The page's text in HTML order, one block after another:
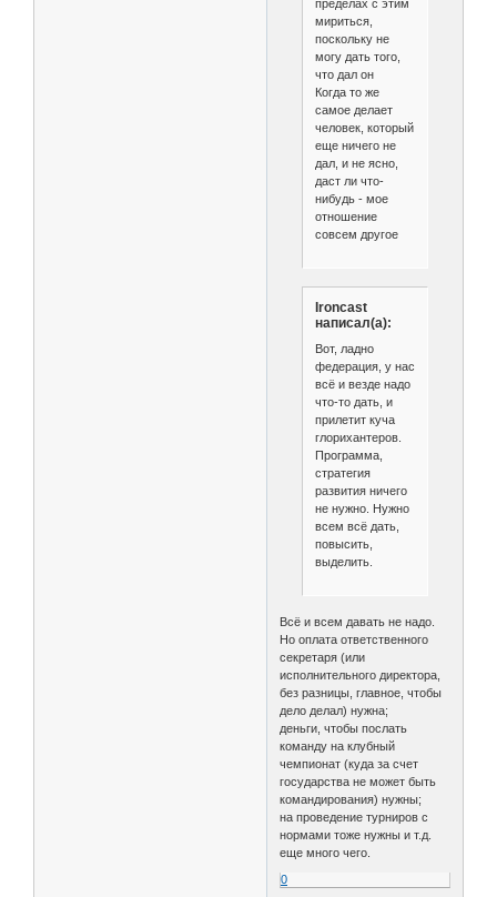
пределах с этим
мириться,
поскольку не
могу дать того,
что дал он
Когда то же
самое делает
человек, который
еще ничего не
дал, и не ясно,
даст ли что-
нибудь - мое
отношение
совсем другое
Ironcast
написал(а):
Вот, ладно
федерация, у нас
всё и везде надо
что-то дать, и
прилетит куча
глорихантеров.
Программа,
стратегия
развития ничего
не нужно. Нужно
всем всё дать,
повысить,
выделить.
Всё и всем давать не надо.
Но оплата ответственного
секретаря (или
исполнительного директора,
без разницы, главное, чтобы
дело делал) нужна;
деньги, чтобы послать
команду на клубный
чемпионат (куда за счет
государства не может быть
командирования) нужны;
на проведение турниров с
нормами тоже нужны и т.д.
еще много чего.
0